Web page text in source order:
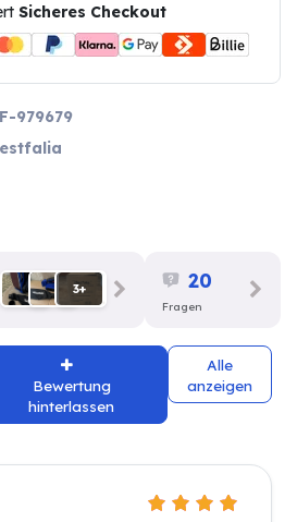
Sicheres Checkout
979679
3+ 20
Fragen
Bewertung
hinterlassen
Alle
anzeigen